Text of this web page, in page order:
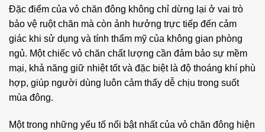
Đặc điểm của vỏ chăn đông không chỉ dừng lại ở vai trò
bảo vệ ruột chăn mà còn ảnh hưởng trực tiếp đến cảm
giác khi sử dụng và tính thẩm mỹ của không gian phòng
ngủ. Một chiếc vỏ chăn chất lượng cần đảm bảo sự mềm
mại, khả năng giữ nhiệt tốt và đặc biệt là độ thoáng khí phù
hợp, giúp người dùng luôn cảm thấy dễ chịu trong suốt
mùa đông.
Một trong những yếu tố nổi bật nhất của vỏ chăn đông hiện